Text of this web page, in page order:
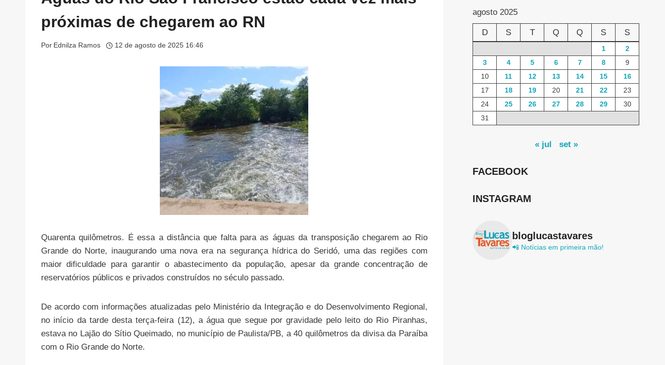
próximas de chegarem ao RN
Por Ednilza Ramos 12 de agosto de 2025 16:46
Quarenta quilômetros. É essa a distância que falta para as águas da transposição chegarem ao Rio
Grande do Norte, inaugurando uma nova era na segurança hídrica do Seridó, uma das regiões com
maior dificuldade para garantir o abastecimento da população, apesar da grande concentração de
reservatórios públicos e privados construídos no século passado.
De acordo com informações atualizadas pelo Ministério da Integração e do Desenvolvimento Regional,
no início da tarde desta terça-feira (12), a água que segue por gravidade pelo leito do Rio Piranhas,
estava no Lajão do Sítio Queimado, no município de Paulista/PB, a 40 quilômetros da divisa da Paraíba
com o Rio Grande do Norte.
agosto 2025
D S T Q Q S S
1
2
3
4 5 6 7 8
9
10
11 12 13 14 15
16
17
18 19 20 21 22
23
24
25 26 27 28 29
30
31
« jul set »
FACEBOOK
INSTAGRAM
bloglucastavares
📲 Notícias em primeira mão!